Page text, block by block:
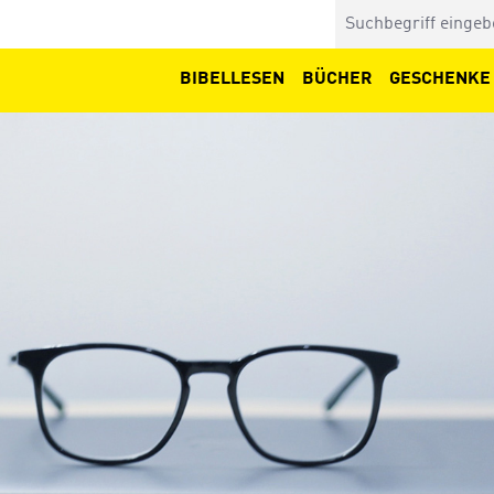
BIBELLESEN
BÜCHER GESCHENKE